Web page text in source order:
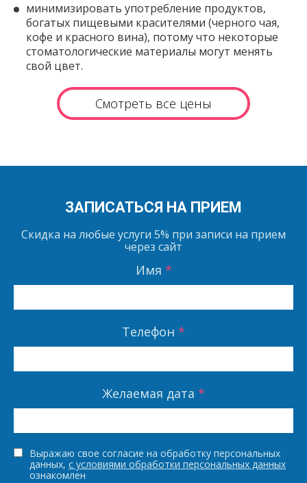
минимизировать употребление продуктов,
богатых пищевыми красителями (черного чая,
кофе и красного вина), потому что некоторые
стоматологические материалы могут менять
свой цвет.
Смотреть все цены
ЗАПИСАТЬСЯ НА ПРИЕМ
Скидка на любые услуги 5% при записи на прием
через сайт
Имя *
Телефон *
Желаемая дата *
Выражаю свое согласие на обработку персональных
данных, с условиями обработки персональных данных
ознакомлен